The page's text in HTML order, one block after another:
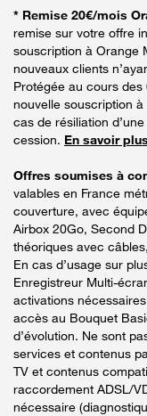
* Remise 20€/mois
remise sur votre offre
souscription à Orange
nouveaux clients
Protégée au cours
nouvelle souscription
cas de résiliation
cession. En savoir plus
Offres soumises à
valables en France
couverture, avec
Airbox 20Go, Second
théoriques avec
En cas d’usage sur
Enregistreur Multi-
activations
accès au Bouquet
d’évolution. Ne sont
services et contenus
TV et contenus
raccordement ADSL/
nécessaire